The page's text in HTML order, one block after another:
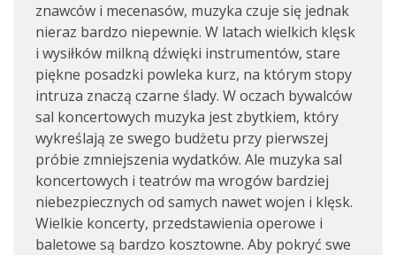
znawców i mecenasów, muzyka czuje się jednak
nieraz bardzo niepewnie. W latach wielkich klęsk
i wysiłków milkną dźwięki instrumentów, stare
piękne posadzki powleka kurz, na którym stopy
intruza znaczą czarne ślady. W oczach bywalców
sal koncertowych muzyka jest zbytkiem, który
wykreślają ze swego budżetu przy pierwszej
próbie zmniejszenia wydatków. Ale muzyka sal
koncertowych i teatrów ma wrogów bardziej
niebezpiecznych od samych nawet wojen i klęsk.
Wielkie koncerty, przedstawienia operowe i
baletowe są bardzo kosztowne. Aby pokryć swe